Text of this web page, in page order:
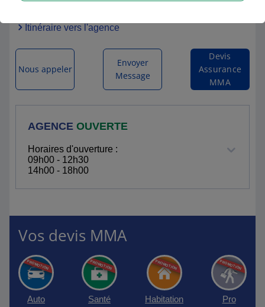
5 RUE DU BOURGLOPIN
Itinéraire vers l'agence
AGENCE OUVERTE
Horaires d'ouverture :
09h00 - 12h30
14h00 - 18h00
Nous appeler
Envoyer
Message
Devis
Assurance
MMA
Vos devis MMA
Auto Santé Habitation Pro